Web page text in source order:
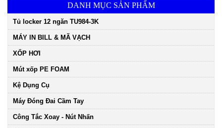
DANH MỤC SẢN PHẨM
Tủ locker 12 ngăn TU984-3K
MÁY IN BILL & MÃ VẠCH
XỐP HƠI
Mút xốp PE FOAM
Kệ Dụng Cụ
Máy Đóng Đai Cầm Tay
Công Tắc Xoay - Nút Nhấn